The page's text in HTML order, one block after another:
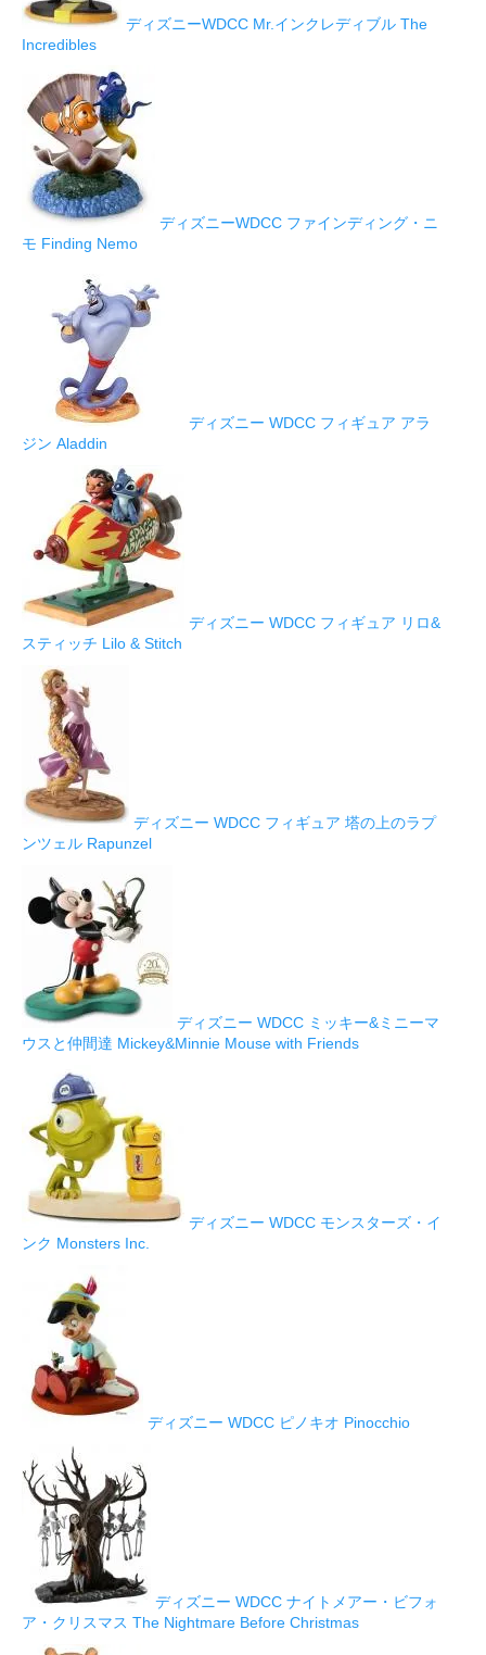
ディズニーWDCC Mr.インクレディブル The
Incredibles
ディズニーWDCC ファインディング・ニ
モ Finding Nemo
ディズニー WDCC フィギュア アラ
ジン Aladdin
ディズニー WDCC フィギュア リロ&
スティッチ Lilo & Stitch
ディズニー WDCC フィギュア 塔の上のラプ
ンツェル Rapunzel
ディズニー WDCC ミッキー&ミニーマ
ウスと仲間達 Mickey&Minnie Mouse with Friends
ディズニー WDCC モンスターズ・イ
ンク Monsters Inc.
ディズニー WDCC ピノキオ Pinocchio
ディズニー WDCC ナイトメアー・ビフォ
ア・クリスマス The Nightmare Before Christmas